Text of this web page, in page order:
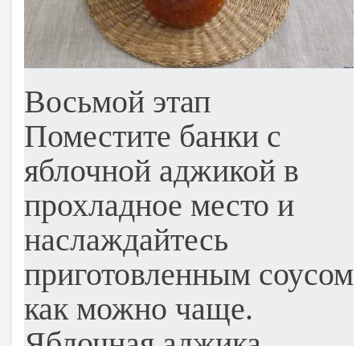
Восьмой этап
Поместите банки с
яблочной аджикой в
прохладное место и
наслаждайтесь
приготовленным соусом
как можно чаще.